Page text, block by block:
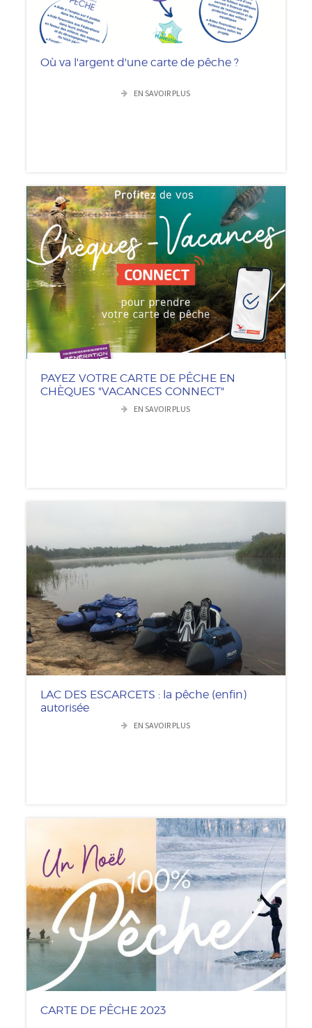
Où va l'argent d'une carte de pêche ?
EN SAVOIR PLUS
PAYEZ VOTRE CARTE DE PÊCHE EN
CHÈQUES "VACANCES CONNECT"
EN SAVOIR PLUS
LAC DES ESCARCETS : la pêche (enfin)
autorisée
EN SAVOIR PLUS
CARTE DE PÊCHE 2023